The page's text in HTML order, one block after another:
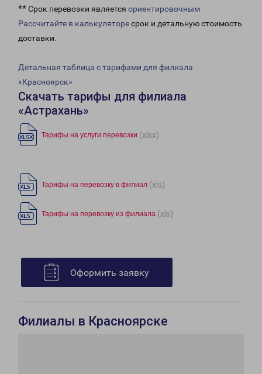
** Срок перевозки является ориентировочным
Рассчитайте в калькуляторесрок и детальную стоимость
доставки.
Детальная таблица с тарифами для филиала
«Красноярск»
Скачать тарифы для филиала
«Астрахань»
Тарифы на услуги перевозки (xlsx)
Тарифы на перевозку в филиал (xls)
Тарифы на перевозку из филиала (xls)
Оформить заявку
Филиалы в Красноярске